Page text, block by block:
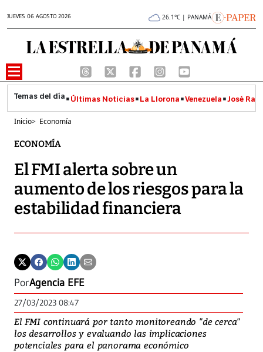
JUEVES 06 AGOSTO 2026 26.1°C | PANAMÁ
Últimas Noticias La Llorona Venezuela José
Inicio> Economía
ECONOMÍA
El FMI alerta sobre un
aumento de los riesgos para la
estabilidad financiera
PorAgencia EFE
27/03/2023 08:47
El FMI continuará por tanto monitoreando "de cerca"
los desarrollos y evaluando las implicaciones
potenciales para el panorama económico